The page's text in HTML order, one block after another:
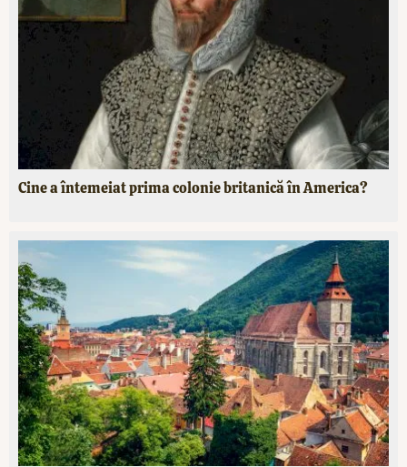
Cine a întemeiat prima colonie britanică în America?